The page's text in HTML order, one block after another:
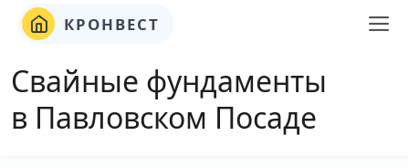
КРОНВЕСТ
Свайные фундаменты
в Павловском Посаде